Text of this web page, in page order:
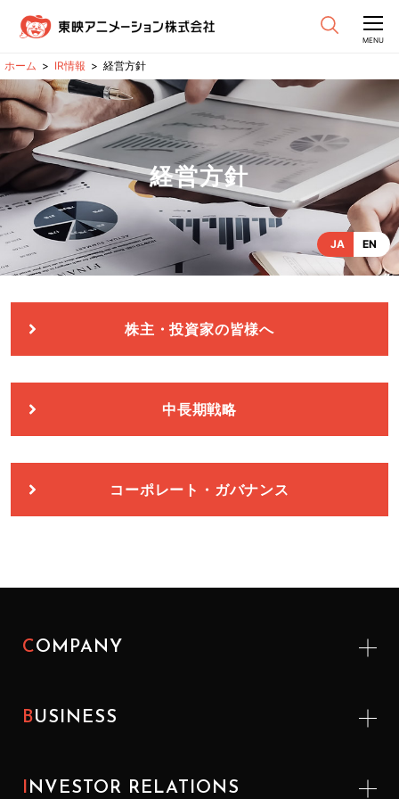
CLOSE
MENU
IR情報 経営方針
経営方針
JA EN
株主・投資家の皆様へ
中長期戦略
コーポレート・ガバナンス
COMPANY
BUSINESS
INVESTOR RELATIONS